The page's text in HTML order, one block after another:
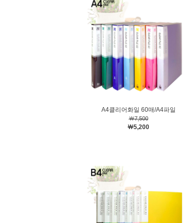
A4클리어화일 60매/A4파일
￦7,500
￦5,200